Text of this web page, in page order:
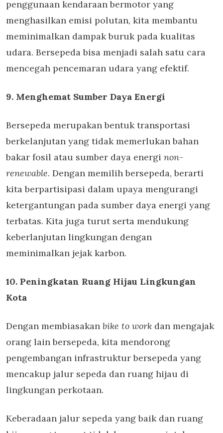
penggunaan kendaraan bermotor yang
menghasilkan emisi polutan, kita membantu
meminimalkan dampak buruk pada kualitas
udara. Bersepeda bisa menjadi salah satu cara
mencegah pencemaran udara yang efektif.
9. Menghemat Sumber Daya Energi
Bersepeda merupakan bentuk transportasi
berkelanjutan yang tidak memerlukan bahan
bakar fosil atau sumber daya energi non-
renewable. Dengan memilih bersepeda, berarti
kita berpartisipasi dalam upaya mengurangi
ketergantungan pada sumber daya energi yang
terbatas. Kita juga turut serta mendukung
keberlanjutan lingkungan dengan
meminimalkan jejak karbon.
10. Peningkatan Ruang Hijau Lingkungan
Kota
Dengan membiasakan bike to work dan mengajak
orang lain bersepeda, kita mendorong
pengembangan infrastruktur bersepeda yang
mencakup jalur sepeda dan ruang hijau di
lingkungan perkotaan.
Keberadaan jalur sepeda yang baik dan ruang